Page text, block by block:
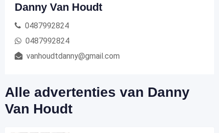
Danny Van Houdt
0487992824
0487992824
vanhoudtdanny@gmail.com
Alle advertenties van Danny
Van Houdt